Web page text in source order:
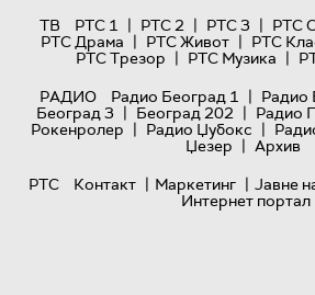
ТВ
РТС 1 | РТС 2 | РТС 3 | РТС
РТС Драма | РТС Живот | РТС
РТС Трезор | РТС Музика |
РАДИО
Радио Београд 1 | Радио
Београд 3 | Београд 202 | Радио
Рокенролер | Радио Џубокс |
Џезер | Архив
РТС
Контакт | Маркетинг | Јавне
Интернет портал